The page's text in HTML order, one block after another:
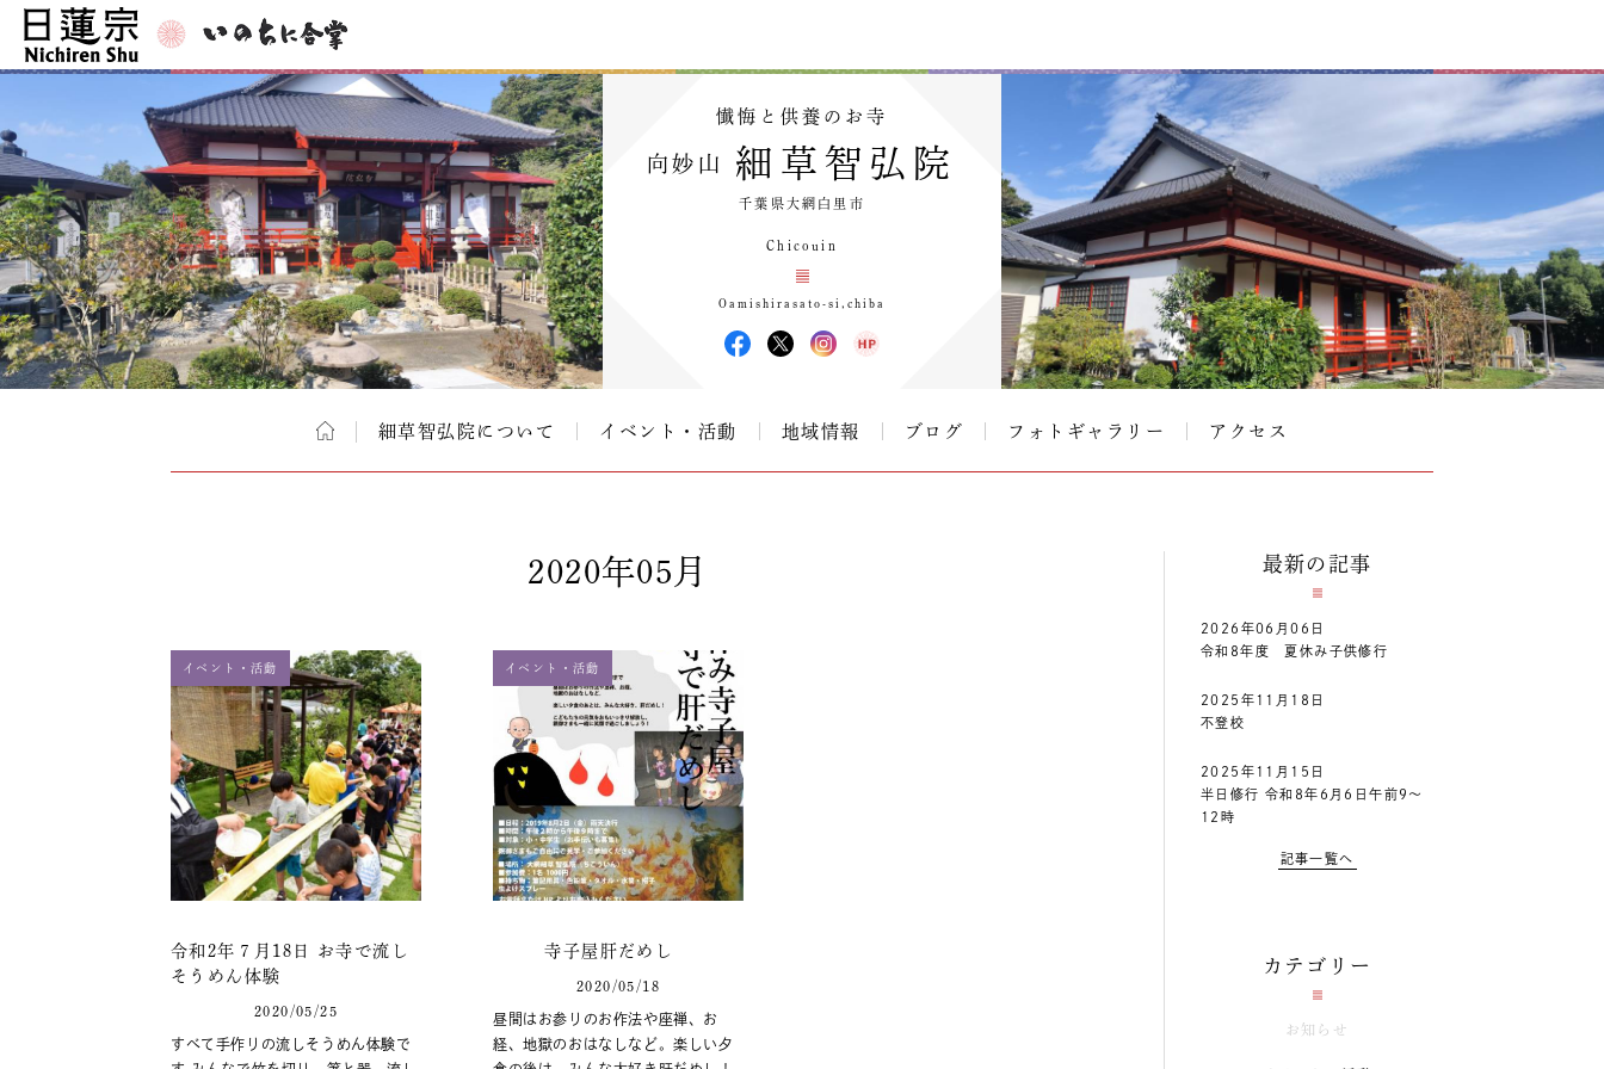
懴悔と供養のお寺
向妙山 細草智弘院
千葉県大網白里市
Chicouin
Oamishirasato-si,chiba
細草智弘院について イベント・活動 地域情報 ブログ フォトギャラリー アクセス
2020年05月
イベント・活動
令和2年７月18日 お寺で流し
そうめん体験
2020/05/25
すべて手作りの流しそうめん体験で
イベント・活動
寺子屋肝だめし
2020/05/18
昼間はお参りのお作法や座禅、お
経、地獄のおはなしなど。楽しい夕
最新の記事
2026年06月06日
令和8年度 夏休み子供修行
2025年11月18日
不登校
2025年11月15日
半日修行 令和8年6月6日午前9～
12時
記事一覧へ
カテゴリー
お知らせ